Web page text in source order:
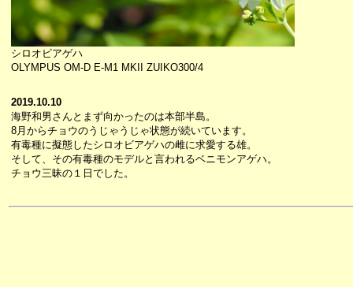
シロオビアゲハ
OLYMPUS OM-D E-M1 MKII ZUIKO300/4
2019.10.10
海野和男さんとまず向かったのは本部半島。
8月からチョウのうじゃうじゃ状態が続いています。
有毒種に擬態したシロオビアゲハの雌に求愛する雄。
そして、その有毒種のモデルと言われるベニモンアゲハ。
チョウ三昧の１日でした。